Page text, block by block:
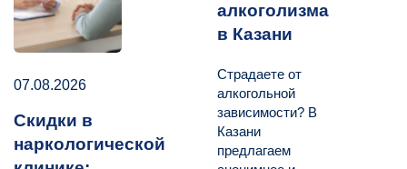
07.08.2026
Скидки в
наркологической
алкоголизма
в Казани
Страдаете от
алкогольной
зависимости? В
Казани
предлагаем